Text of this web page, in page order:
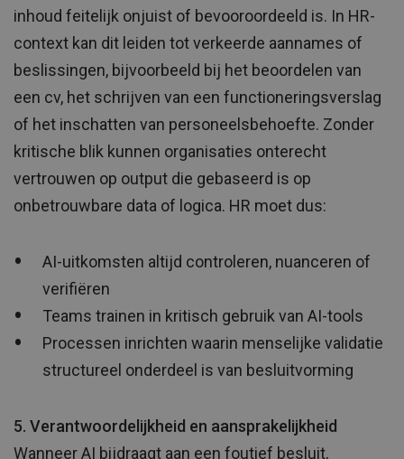
inhoud feitelijk onjuist of bevooroordeeld is. In HR-
context kan dit leiden tot verkeerde aannames of
beslissingen, bijvoorbeeld bij het beoordelen van
een cv, het schrijven van een functioneringsverslag
of het inschatten van personeelsbehoefte. Zonder
kritische blik kunnen organisaties onterecht
vertrouwen op output die gebaseerd is op
onbetrouwbare data of logica. HR moet dus:
AI-uitkomsten altijd controleren, nuanceren of
verifiëren
Teams trainen in kritisch gebruik van AI-tools
Processen inrichten waarin menselijke validatie
structureel onderdeel is van besluitvorming
5. Verantwoordelijkheid en aansprakelijkheid
Wanneer AI bijdraagt aan een foutief besluit,